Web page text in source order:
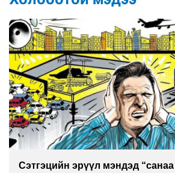
Сэтгэцийн эрүүл мэндэд